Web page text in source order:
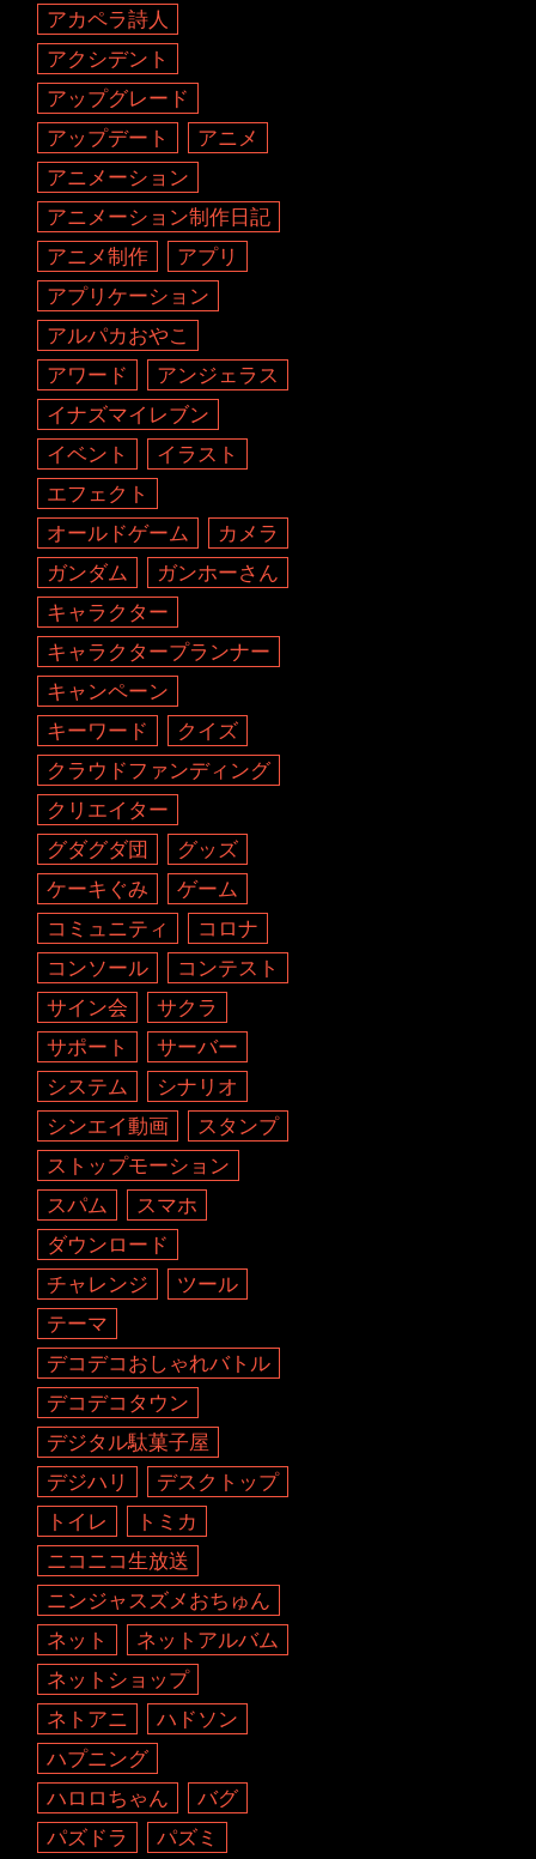
アカペラ詩人
アクシデント
アップグレード
アップデート
アニメ
アニメーション
アニメーション制作日記
アニメ制作
アプリ
アプリケーション
アルパカおやこ
アワード
アンジェラス
イナズマイレブン
イベント
イラスト
エフェクト
オールドゲーム
カメラ
ガンダム
ガンホーさん
キャラクター
キャラクタープランナー
キャンペーン
キーワード
クイズ
クラウドファンディング
クリエイター
グダグダ団
グッズ
ケーキぐみ
ゲーム
コミュニティ
コロナ
コンソール
コンテスト
サイン会
サクラ
サポート
サーバー
システム
シナリオ
シンエイ動画
スタンプ
ストップモーション
スパム
スマホ
ダウンロード
チャレンジ
ツール
テーマ
デコデコおしゃれバトル
デコデコタウン
デジタル駄菓子屋
デジハリ
デスクトップ
トイレ
トミカ
ニコニコ生放送
ニンジャスズメおちゅん
ネット
ネットアルバム
ネットショップ
ネトアニ
ハドソン
ハプニング
ハロロちゃん
バグ
パズドラ
パズミ